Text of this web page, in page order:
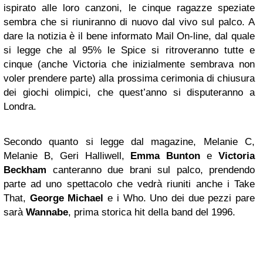
ispirato alle loro canzoni, le cinque ragazze speziate
sembra che si riuniranno di nuovo dal vivo sul palco. A
dare la notizia è il bene informato Mail On-line, dal quale
si legge che al 95% le Spice si ritroveranno tutte e
cinque (anche Victoria che inizialmente sembrava non
voler prendere parte) alla prossima cerimonia di chiusura
dei giochi olimpici, che quest’anno si disputeranno a
Londra.
Secondo quanto si legge dal magazine, Melanie C,
Melanie B, Geri Halliwell, Emma Bunton eVictoria
Beckham canteranno due brani sul palco, prendendo
parte ad uno spettacolo che vedrà riuniti anche i Take
That, George Michael e i Who. Uno dei due pezzi pare
sarà Wannabe, prima storica hit della band del 1996.